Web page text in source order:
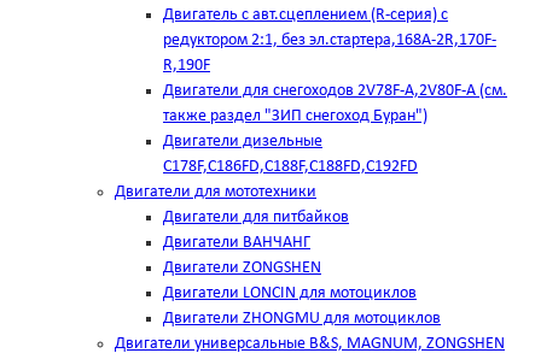
Двигатель с авт.сцеплением (R-серия) с
редуктором 2:1, без эл.стартера,168А-2R,170F-
R,190F
Двигатели для снегоходов 2V78F-A,2V80F-A (см.
также раздел "ЗИП снегоход Буран")
Двигатели дизельные
C178F,С186FD,C188F,C188FD,C192FD
Двигатели для мототехники
Двигатели для питбайков
Двигатели ВАНЧАНГ
Двигатели ZONGSHEN
Двигатели LONCIN для мотоциклов
Двигатели ZHONGMU для мотоциклов
Двигатели универсальные B&S, MAGNUM, ZONGSHEN